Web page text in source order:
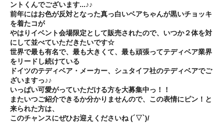
ントくんでございます...♪♪
前年にはお色が反対となった真っ白いベアちゃんが黒いチョッキ
を着たコが
やはりイベント会場限定として販売されたので、いつか２体を対
にして並べていただきたいです☆
世界で最も有名で、最も大きくて、最も頑張ってテディベア業界
をリードし続けている
ドイツのテディベア・メーカー、シュタイフ社のテディベアでご
ざいますっ♪♪
いっぱい可愛がっていただける方を大募集中っ！！
またいつご紹介できるか分かりませんので、この表情にピン！と
来られた方は、
このチャンスにぜひお迎えくださいね (´▽`)/